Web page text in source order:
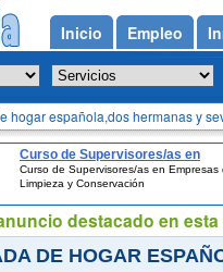
Sevilla ciudad en Sevilla
hogar española,dos hermanas y
Curso de Supervisores/as en
Empresas de Limpieza y
Curso de Supervisores/as en Empresas
Limpieza y Conservación
DE HOGAR
Inicio Empleo
anuncio destacado en